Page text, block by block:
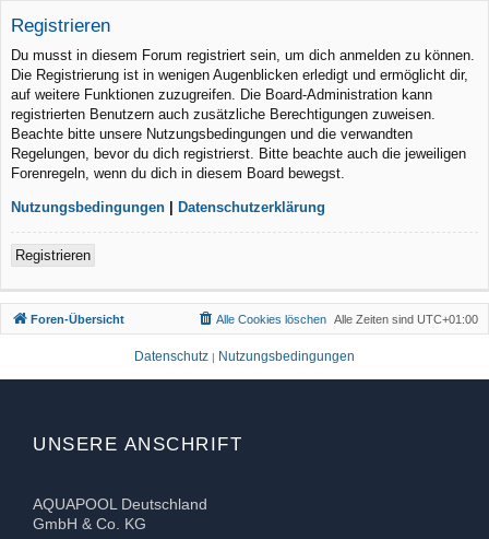
Registrieren
Du musst in diesem Forum registriert sein, um dich anmelden zu können.
Die Registrierung ist in wenigen Augenblicken erledigt und ermöglicht dir,
auf weitere Funktionen zuzugreifen. Die Board-Administration kann
registrierten Benutzern auch zusätzliche Berechtigungen zuweisen.
Beachte bitte unsere Nutzungsbedingungen und die verwandten
Regelungen, bevor du dich registrierst. Bitte beachte auch die jeweiligen
Forenregeln, wenn du dich in diesem Board bewegst.
Nutzungsbedingungen Datenschutzerklärung
Registrieren
Foren-Übersicht Alle Zeiten sind UTC+01:00
Alle Cookies löschen
Datenschutz | Nutzungsbedingungen
UNSERE ANSCHRIFT
AQUAPOOL Deutschland
GmbH & Co. KG